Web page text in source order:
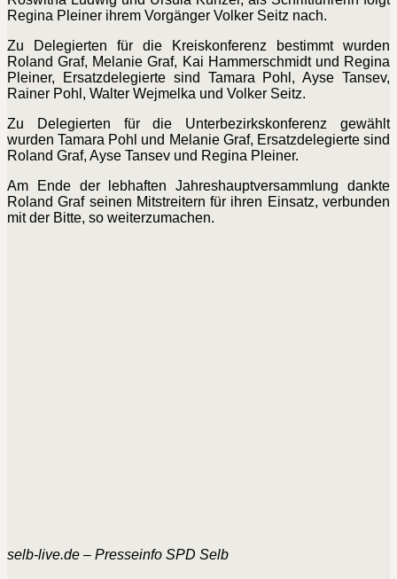
Regina Pleiner ihrem Vorgänger Volker Seitz nach.
Zu Delegierten für die Kreiskonferenz bestimmt wurden
Roland Graf, Melanie Graf, Kai Hammerschmidt und Regina
Pleiner, Ersatzdelegierte sind Tamara Pohl, Ayse Tansev,
Rainer Pohl, Walter Wejmelka und Volker Seitz.
Zu Delegierten für die Unterbezirkskonferenz gewählt
wurden Tamara Pohl und Melanie Graf, Ersatzdelegierte sind
Roland Graf, Ayse Tansev und Regina Pleiner.
Am Ende der lebhaften Jahreshauptversammlung dankte
Roland Graf seinen Mitstreitern für ihren Einsatz, verbunden
mit der Bitte, so weiterzumachen.
selb-live.de – Presseinfo SPD Selb